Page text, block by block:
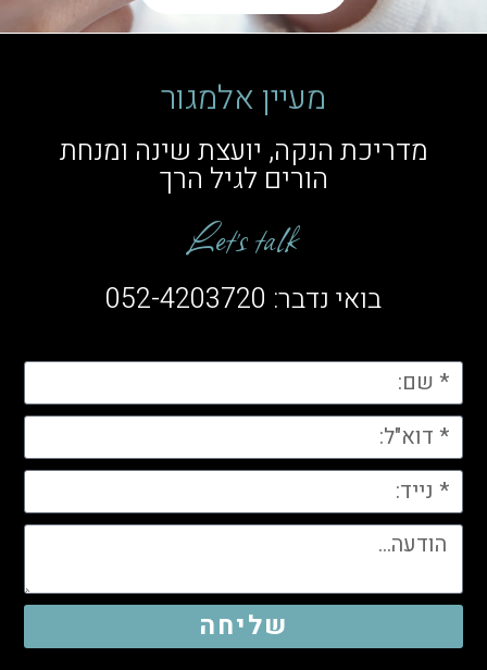
מעיין אלמגור
מדריכת הנקה, יועצת שינה ומנחת
הורים לגיל הרך
Let’s talk
בואי נדבר: 052-4203720
שליחה